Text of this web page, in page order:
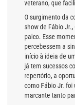
veterano, que
O surgimento da
show de Fábio
palco. Esse
percebessem a
início à ideia de
já tem sucessos
repertório, a
como Fábio Jr. foi
marcante tanto